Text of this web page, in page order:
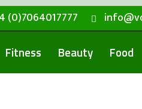
(0)7064017777
Fitness Beauty Food